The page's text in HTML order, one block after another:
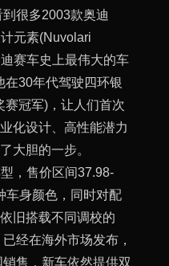
很多2003款奥迪
元素(Nuvolari
赛车史上最伟大的车
30年代驾驶四环银
赛冠军)，让人们首次
化设计、高性能潜力
大胆的一步。
，售价区间37.98-
车身颜色，同时对配
旧搭载不同调校的
经在海外市场发布，
售，新车依然提供双